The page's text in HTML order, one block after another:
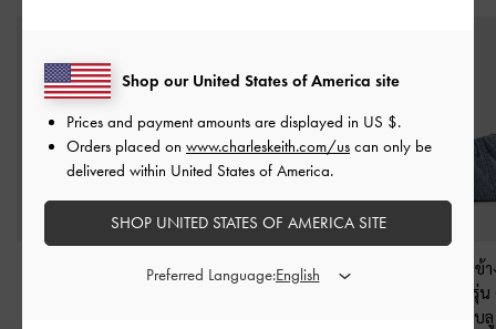
กระเป๋าโฮโบผ้าเดนิมดี
กระเป๋าสะพายไหล่ผ้าเดนิ
กระเป๋าสะพายข้
มดีไซน์จับจีบรุ่
สีเดนิมบลู
Shop our United States of America site
Prices and payment amounts are displayed in US $.
Orders placed on www.charleskeith.com/us can only be
delivered within United States of America.
SHOP UNITED STATES OF AMERICA SITE
Preferred Language: